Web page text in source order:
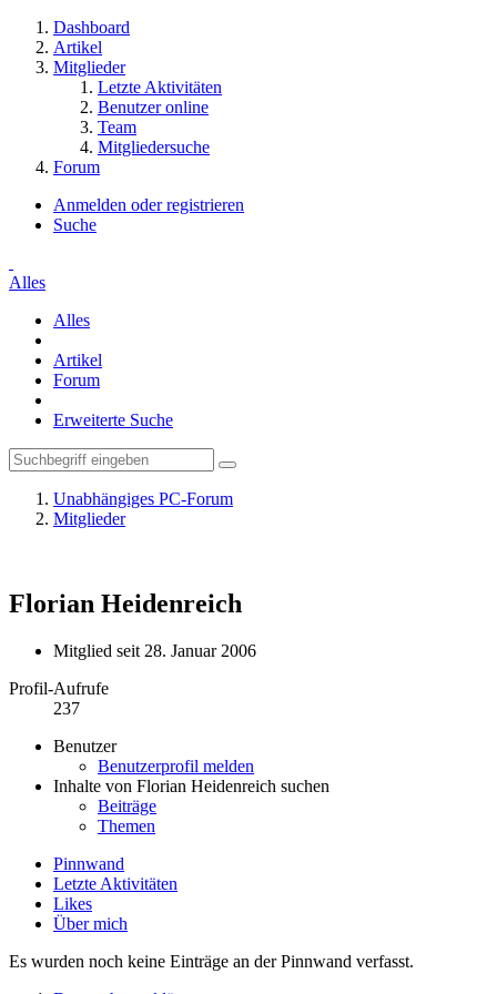
Dashboard
Artikel
Mitglieder
Letzte Aktivitäten
Benutzer online
Team
Mitgliedersuche
Forum
Anmelden oder registrieren
Suche
Alles
Alles
Artikel
Forum
Erweiterte Suche
Unabhängiges PC-Forum
Mitglieder
Florian Heidenreich
Mitglied seit 28. Januar 2006
Profil-Aufrufe
237
Benutzer
Benutzerprofil melden
Inhalte von Florian Heidenreich suchen
Beiträge
Themen
Pinnwand
Letzte Aktivitäten
Likes
Über mich
Es wurden noch keine Einträge an der Pinnwand verfasst.